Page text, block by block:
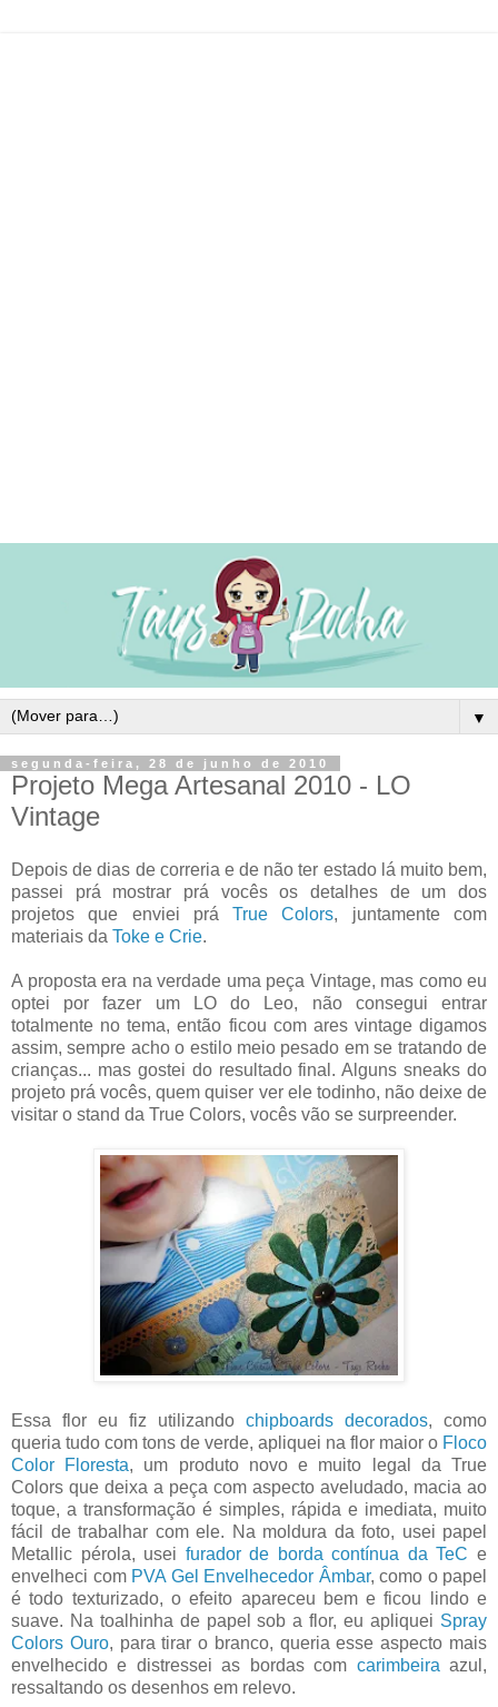
▼
segunda-feira, 28 de junho de 2010
Projeto Mega Artesanal 2010 - LO
Vintage
Depois de dias de correria e de não ter estado lá muito bem,
passei prá mostrar prá vocês os detalhes de um dos
projetos que enviei práTrue Colors, juntamente com
materiais da Toke e Crie.
A proposta era na verdade uma peça Vintage, mas como eu
optei por fazer um LO do Leo, não consegui entrar
totalmente no tema, então ficou com ares vintage digamos
assim, sempre acho o estilo meio pesado em se tratando de
crianças... mas gostei do resultado final. Alguns sneaks do
projeto prá vocês, quem quiser ver ele todinho, não deixe de
visitar o stand da True Colors, vocês vão se surpreender.
Essa flor eu fiz utilizando chipboards decorados, como
queria tudo com tons de verde, apliquei na flor maior o Floco
Color Floresta, um produto novo e muito legal da True
Colors que deixa a peça com aspecto aveludado, macia ao
toque, a transformação é simples, rápida e imediata, muito
fácil de trabalhar com ele. Na moldura da foto, usei papel
Metallic pérola, usei furador de borda contínua da TeC e
envelheci com PVA Gel Envelhecedor Âmbar, como o papel
é todo texturizado, o efeito apareceu bem e ficou lindo e
suave. Na toalhinha de papel sob a flor, eu apliquei Spray
Colors Ouro, para tirar o branco, queria esse aspecto mais
envelhecido e distressei as bordas com carimbeira azul,
ressaltando os desenhos em relevo.